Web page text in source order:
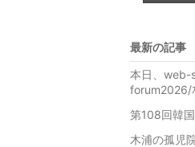
最新の記事
本日、web-
forum2026/
第108回韓
木浦の孤児